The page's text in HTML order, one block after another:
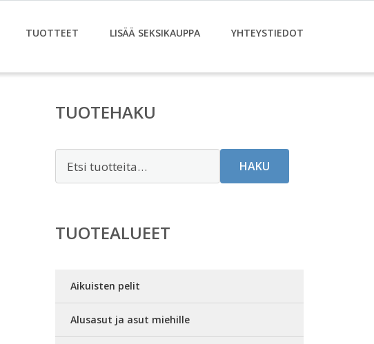
TUOTTEET LISÄÄ SEKSIKAUPPA YHTEYSTIEDOT
TUOTEHAKU
HAKU
TUOTEALUEET
Aikuisten pelit
Alusasut ja asut miehille